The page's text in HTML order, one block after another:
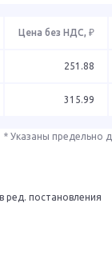
Цена без НДС, ₽
251.88
315.99
* Указаны предельно
ред. постановления